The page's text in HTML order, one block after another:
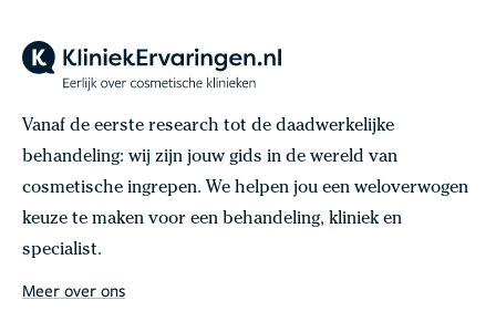
Vanaf de eerste research tot de daadwerkelijke
behandeling: wij zijn jouw gids in de wereld van
cosmetische ingrepen. We helpen jou een weloverwogen
keuze te maken voor een behandeling, kliniek en
specialist.
Meer over ons